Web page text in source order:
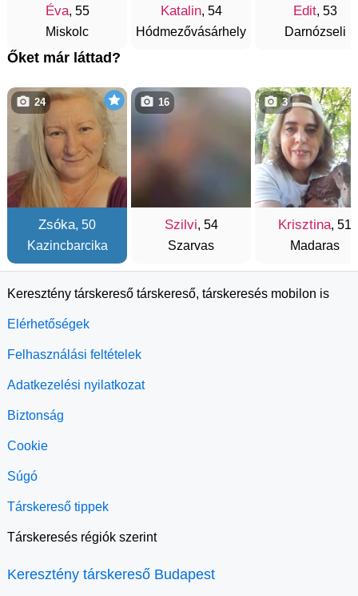
Éva, 55
Miskolc
Katalin, 54
Hódmezővásárhely
Edit, 53
Darnózseli
Őket már láttad?
Zsóka, 50
Kazincbarcika
24
Szilvi, 54
Szarvas
16
Krisztina, 51
Madaras
3
Keresztény társkereső társkereső, társkeresés mobilon is
Elérhetőségek
Felhasználási feltételek
Adatkezelési nyilatkozat
Biztonság
Cookie
Súgó
Társkereső tippek
Társkeresés régiók szerint
Keresztény társkereső Budapest